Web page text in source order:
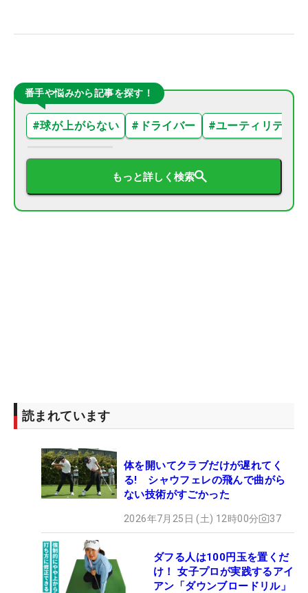
番手や悩みから記事を探す！
#球が上がらない # ドライバー #ユーティリティ
もっと詳しく検索
読まれています
体を開いてクラブだけが遅れてく
る! シャウフェレの飛んで曲がら
ない技術がすごかった
2026年7月25日 (土) 12時00分 37
ダフる人は100円玉を置くだ
け！ 女子プロが実践するアイ
アン「ダウンブロードリル」